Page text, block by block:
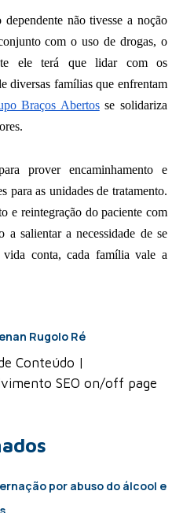
não tivesse a noção
com o uso de drogas, o
ele terá que lidar com os
diversas famílias que enfrentam
Braços Abertosse solidariza
prover encaminhamento e
para as unidades de tratamento.
e reintegração do paciente com
salientar a necessidade de se
vida conta, cada família vale a
Rugolo Ré
Conteúdo |
SEO on/off page
por abuso do álcool e